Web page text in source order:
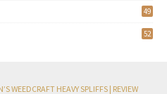
49
52
WEEDCRAFT HEAVY SPLIFFS | REVIEW